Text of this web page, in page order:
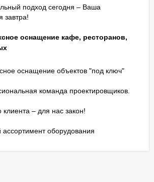
подход сегодня – Ваша
завтра!
оснащение кафе, ресторанов,
оснащение объектов "под ключ"
команда проектировщиков.
клиента – для нас закон!
оборудования